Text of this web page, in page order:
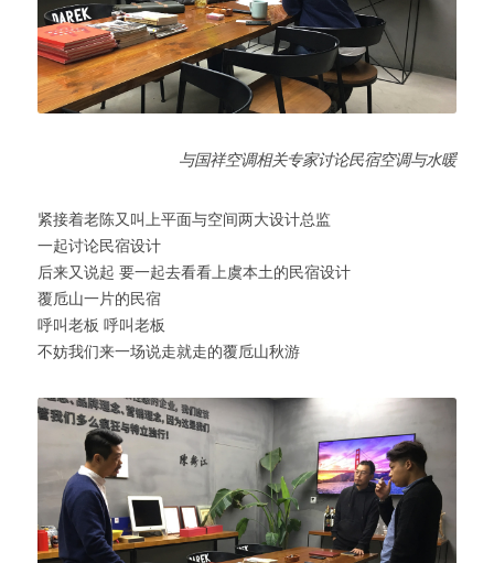
与国祥空调相关专家讨论民宿空调与水暖
紧接着老陈又叫上平面与空间两大设计总监
一起讨论民宿设计
后来又说起 要一起去看看上虞本土的民宿设计
覆卮山一片的民宿
呼叫老板 呼叫老板
不妨我们来一场说走就走的覆卮山秋游